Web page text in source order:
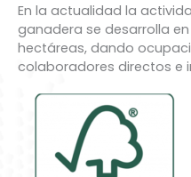
En la actualidad la
ganadera se desarrolla en
hectáreas, dando
colaboradores directos e